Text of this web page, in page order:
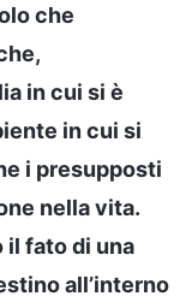
che
in cui si è
in cui si
i presupposti
nella vita.
il fato di una
all’interno